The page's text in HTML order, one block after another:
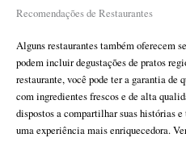
Recomendações de Restaurantes
Alguns restaurantes também oferecem
podem incluir degustações de pratos
restaurante, você pode ter a garantia de
com ingredientes frescos e de alta
dispostos a compartilhar suas histórias
uma experiência mais enriquecedora.